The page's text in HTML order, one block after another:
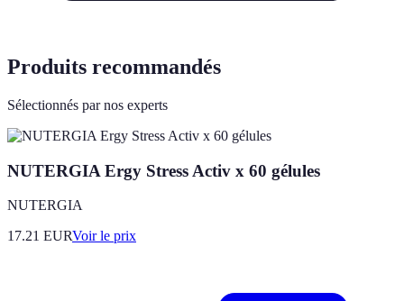
Produits recommandés
Sélectionnés par nos experts
NUTERGIA Ergy Stress Activ x 60 gélules
NUTERGIA
17.21 EURVoir le prix